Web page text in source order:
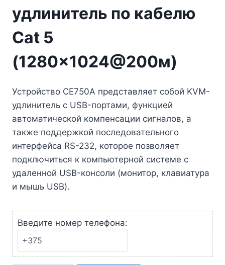
удлинитель по кабелю
Cat 5
(1280×1024@200м)
Устройство CE750A представляет собой KVM-
удлинитель с USB-портами, функцией
автоматической компенсации сигналов, а
также поддержкой последовательного
интерфейса RS-232, которое позволяет
подключиться к компьютерной системе с
удаленной USB-консоли (монитор, клавиатура
и мышь USB).
Введите номер телефона: